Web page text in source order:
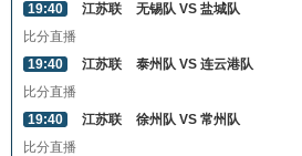
19:40
江苏联
无锡队 VS 盐城队
比分直播
19:40
江苏联
泰州队 VS 连云港队
比分直播
19:40
江苏联
徐州队 VS 常州队
比分直播